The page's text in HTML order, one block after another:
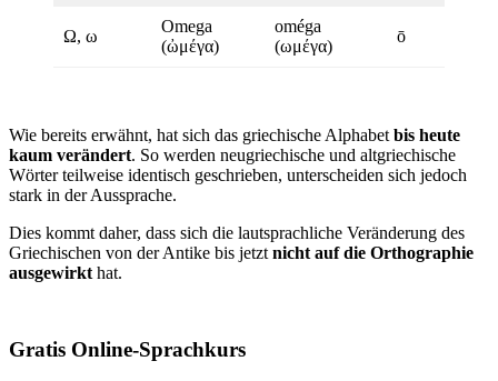
Ω, ω
Omega
(ὠμέγα)
oméga
(ωμέγα)
ō
Wie bereits erwähnt, hat sich das griechische Alphabetbis heute
kaum verändert. So werden neugriechische und altgriechische
Wörter teilweise identisch geschrieben, unterscheiden sich jedoch
stark in der Aussprache.
Dies kommt daher, dass sich die lautsprachliche Veränderung des
Griechischen von der Antike bis jetztnicht auf die Orthographie
ausgewirkthat.
Gratis Online-Sprachkurs